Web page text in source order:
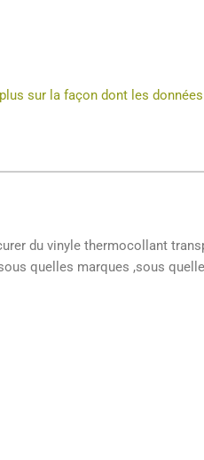
sur la façon dont les
du vinyle thermocollant
quelles marques ,sous